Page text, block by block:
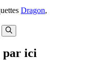
Dragon,
par ici